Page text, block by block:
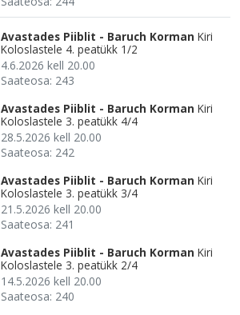
Avastades Piiblit - Baruch Korman Kiri
Koloslastele 4. peatükk 1/2
4.6.2026 kell 20.00
Saateosa: 243
Avastades Piiblit - Baruch Korman Kiri
Koloslastele 3. peatükk 4/4
28.5.2026 kell 20.00
Saateosa: 242
Avastades Piiblit - Baruch Korman Kiri
Koloslastele 3. peatükk 3/4
21.5.2026 kell 20.00
Saateosa: 241
Avastades Piiblit - Baruch Korman Kiri
Koloslastele 3. peatükk 2/4
14.5.2026 kell 20.00
Saateosa: 240